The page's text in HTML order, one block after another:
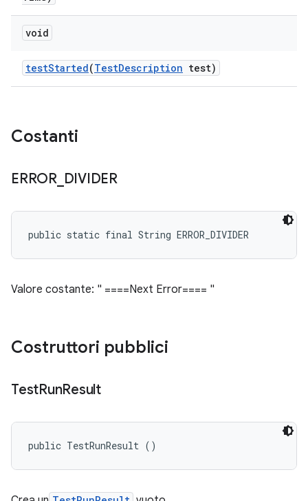
void
testStarted(TestDescription test)
Costanti
ERROR_ DIVIDER
public static final String ERROR_DIVIDER
Valore costante: " ====Next Error==== "
Costruttori pubblici
TestRunResult
public TestRunResult ()